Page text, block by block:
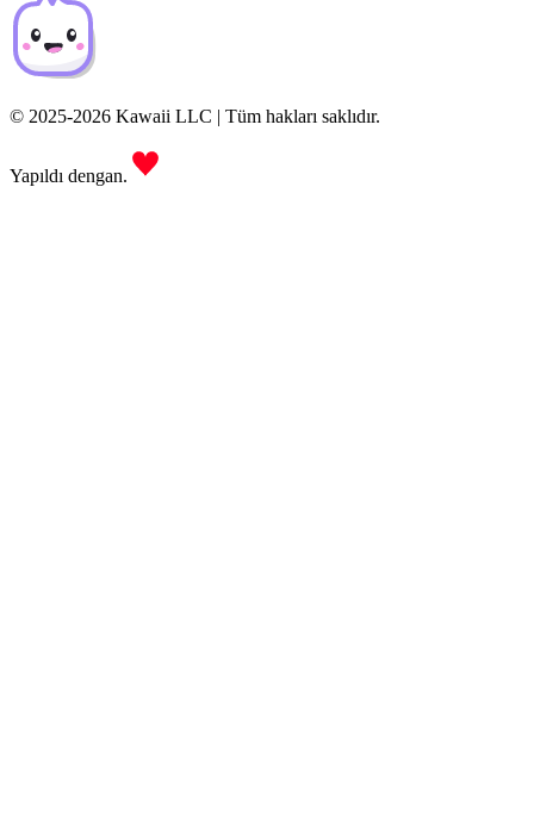
© 2025-2026 Kawaii LLC | Tüm hakları saklıdır.
Yapıldı dengan.